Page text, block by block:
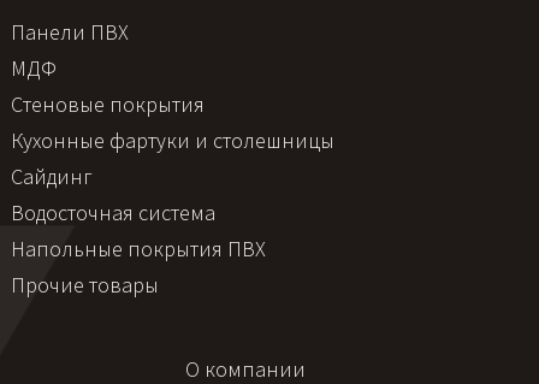
Панели ПВХ
МДФ
Стеновые покрытия
Кухонные фартуки и столешницы
Сайдинг
Водосточная система
Напольные покрытия ПВХ
Прочие товары
О компании